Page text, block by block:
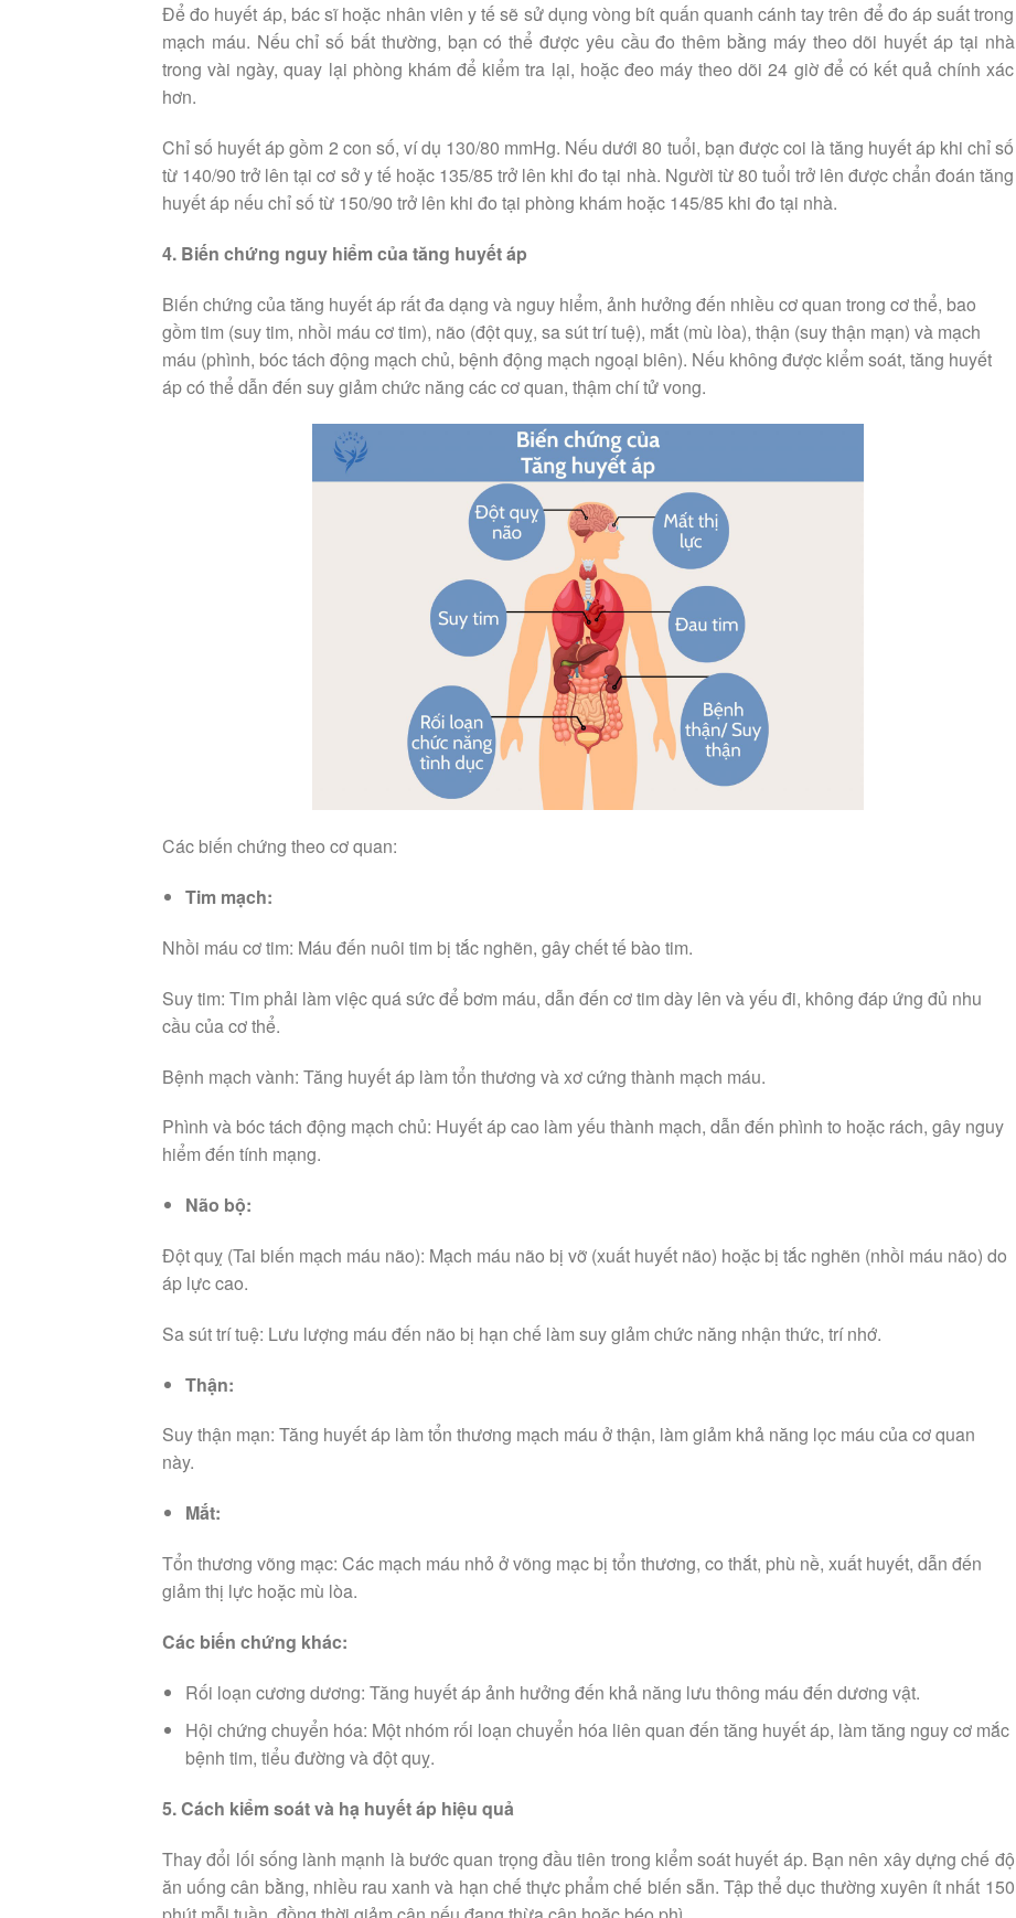
Để đo huyết áp, bác sĩ hoặc nhân viên y tế sẽ sử dụng vòng bít quấn quanh cánh tay trên để đo áp suất trong
mạch máu. Nếu chỉ số bất thường, bạn có thể được yêu cầu đo thêm bằng máy theo dõi huyết áp tại nhà
trong vài ngày, quay lại phòng khám để kiểm tra lại, hoặc đeo máy theo dõi 24 giờ để có kết quả chính xác
hơn.
Chỉ số huyết áp gồm 2 con số, ví dụ 130/80 mmHg. Nếu dưới 80 tuổi, bạn được coi là tăng huyết áp khi chỉ số
từ 140/90 trở lên tại cơ sở y tế hoặc 135/85 trở lên khi đo tại nhà. Người từ 80 tuổi trở lên được chẩn đoán tăng
huyết áp nếu chỉ số từ 150/90 trở lên khi đo tại phòng khám hoặc 145/85 khi đo tại nhà.
4. Biến chứng nguy hiểm của tăng huyết áp
Biến chứng của tăng huyết áp rất đa dạng và nguy hiểm, ảnh hưởng đến nhiều cơ quan trong cơ thể, bao
gồm tim (suy tim, nhồi máu cơ tim), não (đột quỵ, sa sút trí tuệ), mắt (mù lòa), thận (suy thận mạn) và mạch
máu (phình, bóc tách động mạch chủ, bệnh động mạch ngoại biên). Nếu không được kiểm soát, tăng huyết
áp có thể dẫn đến suy giảm chức năng các cơ quan, thậm chí tử vong.
Các biến chứng theo cơ quan:
Tim mạch:
Nhồi máu cơ tim: Máu đến nuôi tim bị tắc nghẽn, gây chết tế bào tim.
Suy tim: Tim phải làm việc quá sức để bơm máu, dẫn đến cơ tim dày lên và yếu đi, không đáp ứng đủ nhu
cầu của cơ thể.
Bệnh mạch vành: Tăng huyết áp làm tổn thương và xơ cứng thành mạch máu.
Phình và bóc tách động mạch chủ: Huyết áp cao làm yếu thành mạch, dẫn đến phình to hoặc rách, gây nguy
hiểm đến tính mạng.
Não bộ:
Đột quỵ (Tai biến mạch máu não): Mạch máu não bị vỡ (xuất huyết não) hoặc bị tắc nghẽn (nhồi máu não) do
áp lực cao.
Sa sút trí tuệ: Lưu lượng máu đến não bị hạn chế làm suy giảm chức năng nhận thức, trí nhớ.
Thận:
Suy thận mạn: Tăng huyết áp làm tổn thương mạch máu ở thận, làm giảm khả năng lọc máu của cơ quan
này.
Mắt:
Tổn thương võng mạc: Các mạch máu nhỏ ở võng mạc bị tổn thương, co thắt, phù nề, xuất huyết, dẫn đến
giảm thị lực hoặc mù lòa.
Các biến chứng khác:
Rối loạn cương dương: Tăng huyết áp ảnh hưởng đến khả năng lưu thông máu đến dương vật.
Hội chứng chuyển hóa: Một nhóm rối loạn chuyển hóa liên quan đến tăng huyết áp, làm tăng nguy cơ mắc
bệnh tim, tiểu đường và đột quỵ.
5. Cách kiểm soát và hạ huyết áp hiệu quả
Thay đổi lối sống lành mạnh là bước quan trọng đầu tiên trong kiểm soát huyết áp. Bạn nên xây dựng chế độ
ăn uống cân bằng, nhiều rau xanh và hạn chế thực phẩm chế biến sẵn. Tập thể dục thường xuyên ít nhất 150